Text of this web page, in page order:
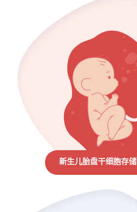
新生儿胎盘干细胞存储